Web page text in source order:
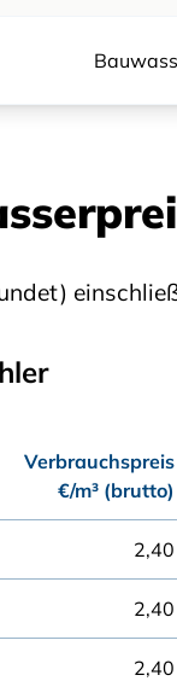
Verbrauchspreis
€/m³ (brutto)
2,40
2,40
2,40